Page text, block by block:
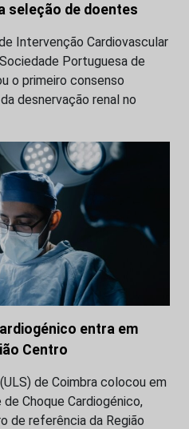
seleção de doentes
Intervenção Cardiovascular
Portuguesa de
o primeiro consenso
desnervação renal no
entra em
Centro
de Coimbra colocou em
Choque Cardiogénico,
de referência da Região